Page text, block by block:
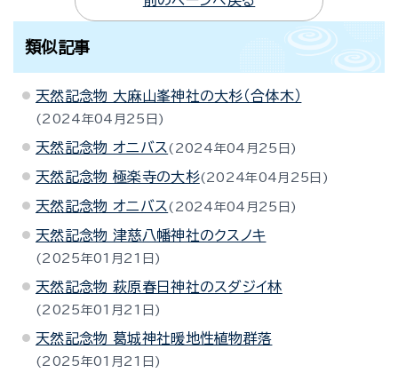
類似記事
天然記念物 大麻山峯神社の大杉（合体木）
2024年04月25日
天然記念物 オニバス 2024年04月25日
天然記念物 極楽寺の大杉 2024年04月25日
天然記念物 オニバス 2024年04月25日
天然記念物 津慈八幡神社のクスノキ
2025年01月21日
天然記念物 萩原春日神社のスダジイ林
2025年01月21日
天然記念物 葛城神社暖地性植物群落
2025年01月21日